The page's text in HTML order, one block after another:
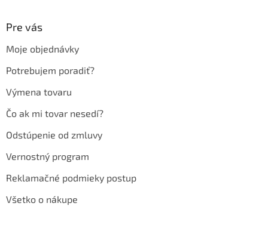
Pre vás
Moje objednávky
Potrebujem poradiť?
Výmena tovaru
Čo ak mi tovar nesedí?
Odstúpenie od zmluvy
Vernostný program
Reklamačné podmieky postup
Všetko o nákupe